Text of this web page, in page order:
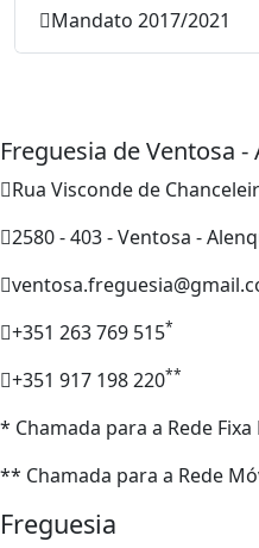
Mandato 2017/2021
Freguesia de Ventosa
Rua Visconde de
2580 - 403 - Ventosa -
+351 263 769 515*
+351 917 198 220**
* Chamada para a Rede Fixa
** Chamada para a Rede
Freguesia